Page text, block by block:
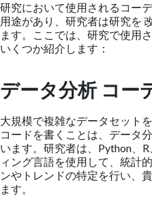
研究において使用されるコー
用途があり、研究者は研究を
ます。ここでは、研究で使用
いくつか紹介します：
データ分析 コー
大規模で複雑なデータセット
コードを書くことは、データ
います。研究者は、Python、
ィング言語を使用して、統計
ンやトレンドの特定を行い、
ます。